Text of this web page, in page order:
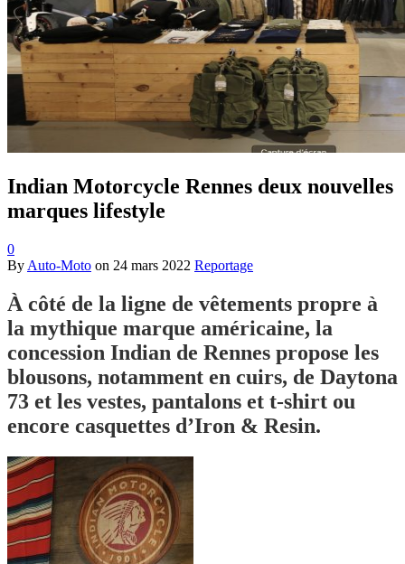
Indian Motorcycle Rennes deux nouvelles
marques lifestyle
0
By Auto-Moto on 24 mars 2022 Reportage
À côté de la ligne de vêtements propre à
la mythique marque américaine, la
concession Indian de Rennes propose les
blousons, notamment en cuirs, de Daytona
73 et les vestes, pantalons et t-shirt ou
encore casquettes d’Iron & Resin.